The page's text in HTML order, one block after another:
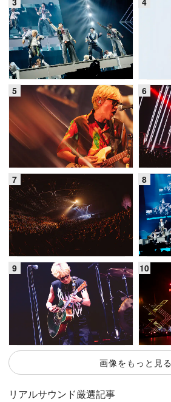
画像をもっと見る
リアルサウンド厳選記事